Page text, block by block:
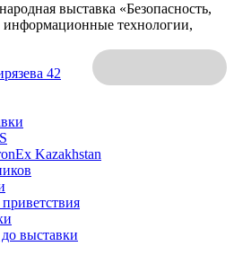
выставка «Безопасность,
информационные технологии,
42
Kazakhstan
выставки